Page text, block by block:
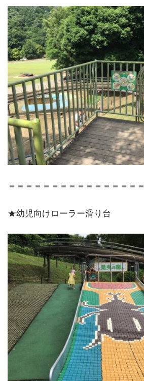
＝＝＝＝＝＝＝＝＝＝＝＝＝＝＝
★幼児向けローラー滑り台